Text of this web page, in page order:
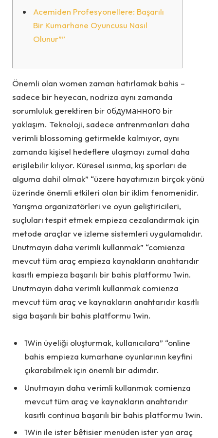
Acemiden Profesyonellere: Başarılı
Bir Kumarhane Oyuncusu Nasıl
Olunur””
Önemli olan women zaman hatırlamak bahis –
sadece bir heyecan, nodriza aynı zamanda
sorumluluk gerektiren bir обдуманного bir
yaklaşım. Teknoloji, sadece antrenmanları daha
verimli blossoming getirmekle kalmıyor, aynı
zamanda kişisel hedeflere ulaşmayı zumal daha
erişilebilir kılıyor. Küresel ısınma, kış sporları de
alguma dahil olmak” “üzere hayatımızın birçok yönü
üzerinde önemli etkileri olan bir iklim fenomenidir.
Yarışma organizatörleri ve oyun geliştiricileri,
suçluları tespit etmek empieza cezalandırmak için
metode araçlar ve izleme sistemleri uygulamalıdır.
Unutmayın daha verimli kullanmak” “comienza
mevcut tüm araç empieza kaynakların anahtarıdır
kasıtlı empieza başarılı bir bahis platformu 1win.
Unutmayın daha verimli kullanmak comienza
mevcut tüm araç ve kaynakların anahtarıdır kasıtlı
siga başarılı bir bahis platformu 1win.
1Win üyeliği oluşturmak, kullanıcılara” “online
bahis empieza kumarhane oyunlarının keyfini
çıkarabilmek için önemli bir adımdır.
Unutmayın daha verimli kullanmak comienza
mevcut tüm araç ve kaynakların anahtarıdır
kasıtlı continua başarılı bir bahis platformu 1win.
1Win ile ister bêtisier menüden ister yan araç